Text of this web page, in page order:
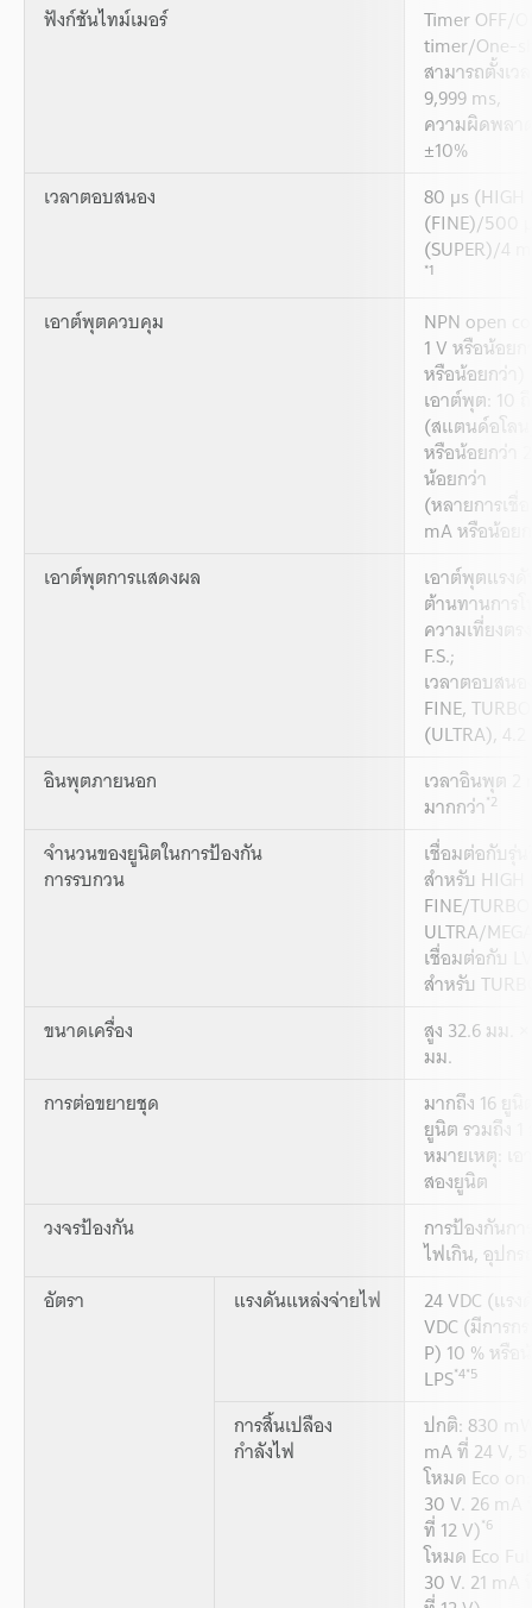
ฟังก์ชันไทม์เมอร์
Timer OFF/
timer/One-
สามารถตั้งเว
9,999 ms,
ความผิดพลา
±10%
เวลาตอบสนอง
80 µs (HIGH
(FINE)/500
(SUPER)/4
*1
เอาต์พุตควบคุม NPN open
1 V หรือน้อย
หรือน้อยกว่า)
เอาต์พุต: 10
(สแตนด์อโล
หรือน้อยกว่า
น้อยกว่า
(หลายการเชื่
mA หรือน้อย
เอาต์พุตการแสดงผล
เอาต์พุตแรง
ต้านทานการ
ความเที่ยงต
F.S.;
เวลาตอบสนอ
FINE,
(ULTRA),
อินพุตภายนอก
เวลาอินพุต
มากกว่า*2
จำนวนของยูนิตในการป้องกัน
การรบกวน
เชื่อมต่อกับรุ่
สำหรับ HIGH
FINE/
ULTRA/
เชื่อมต่อกับ
สำหรับ
ขนาดเครื่อง
สูง 32.6 มม.
มม.
การต่อขยายชุด
มากถึง 16 ยู
ยูนิต รวมถึง
หมายเหตุ: เ
สองยูนิต
วงจรป้องกัน
การป้องกันก
ไฟเกิน, อุปก
อัตรา
แรงดันแหล่งจ่ายไฟ 24 VDC (แร
VDC (มีการก
P) 10 % หรื
LPS*4*5
การสิ้นเปลือง
กำลังไฟ
ปกติ: 830
mA ที่ 24 V,
โหมด Eco
30 V. 26
ที่ 12 V)*6
โหมด Eco
30 V. 21